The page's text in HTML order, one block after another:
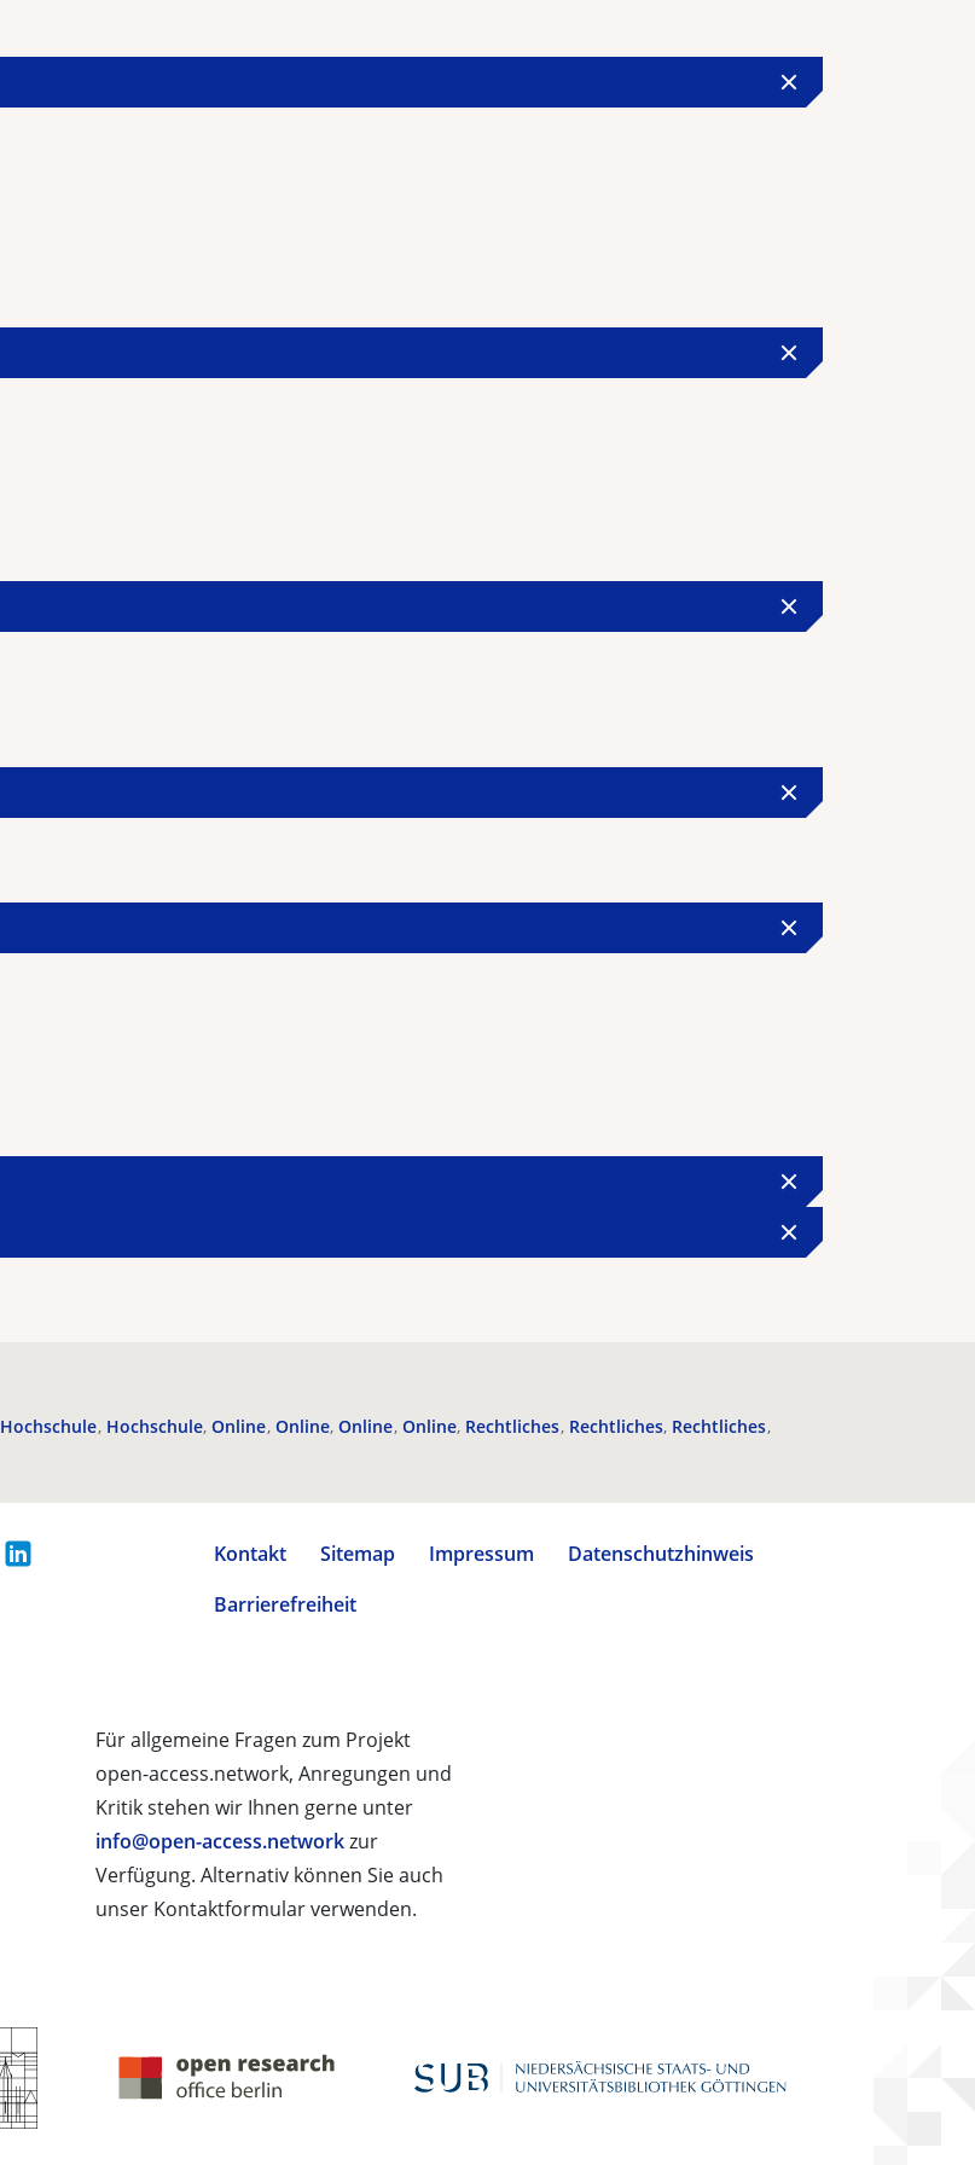
Hochschule Hochschule Online Online Online Online Rechtliches Rechtliches Rechtliches
Kontakt Sitemap Impressum
Datenschutzhinweis
Barrierefreiheit
Für allgemeine Fragen zum Projekt
open-access.network, Anregungen und
Kritik stehen wir Ihnen gerne unter
info@open-access.networkzur
Verfügung. Alternativ können Sie auch
unser Kontaktformular verwenden.